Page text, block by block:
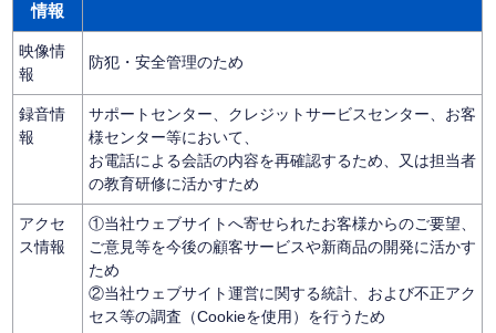
情報
映像情
報
防犯・安全管理のため
録音情
報
サポートセンター、クレジットサービスセンター、お客
様センター等において、
お電話による会話の内容を再確認するため、又は担当者
の教育研修に活かすため
アクセ
ス情報
①当社ウェブサイトへ寄せられたお客様からのご要望、
ご意見等を今後の顧客サービスや新商品の開発に活かす
ため
②当社ウェブサイト運営に関する統計、および不正アク
セス等の調査（Cookieを使用）を行うため